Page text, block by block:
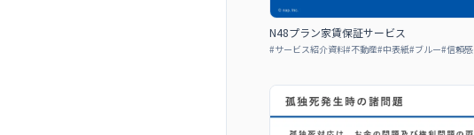
N48プラン家賃保証サービス
#サービス紹介資料#不動産#中表紙#ブルー#信頼感